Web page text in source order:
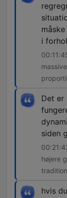
i
Det er
siden
højere
hvis